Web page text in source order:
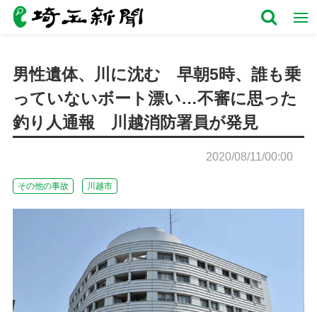
男性遺体、川に沈む 早朝5時、誰も乗
っていないボート漂い…不審に思った
釣り人通報 川越消防署員が発見
2020/08/11/00:00
その他の事故 川越市